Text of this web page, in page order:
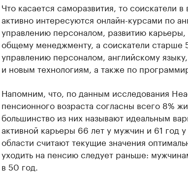
Что касается саморазвития, то соискатели
активно интересуются онлайн-курсами по
управлению персоналом, развитию
общему менеджменту, а соискатели старше
управлению персоналом, английскому
и новым технологиям, а также по
Напомним, что, по данным исследования
пенсионного возраста согласны всего 8%
большинство из них называют идеальным
активной карьеры 66 лет у мужчин и 61 год
области считают текущие значения
уходить на пенсию следует раньше:
в 50 год.